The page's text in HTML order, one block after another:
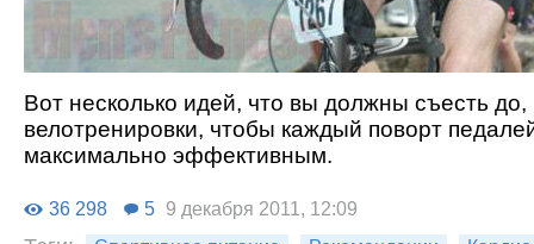
Вот несколько идей, что вы должны съесть
велотренировки, чтобы каждый поворт
максимально эффективным.
36 298 5 9 декабря 2011, 12:09